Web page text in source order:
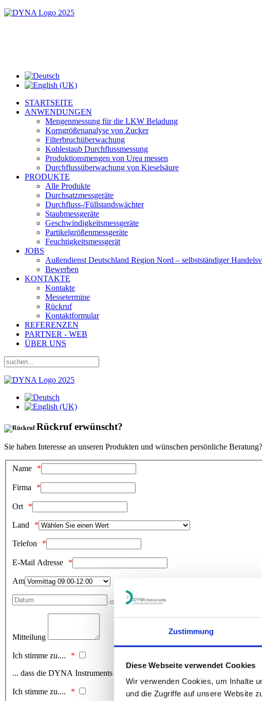
Zustimmung
Diese Webseite verwendet Cookies
Wir verwenden Cookies, um Inhalte
und die Zugriffe auf unsere Website
STARTSEITE
ANWENDUNGEN
Mengenmessung für die LKW Beladung
Korngrößenanalyse von Zucker
Filterbruchüberwachung
Kohlestaub Durchflussmessung
Produktionsmengen von Urea messen
Durchflussüberwachung von Kieselsäure
PRODUKTE
Alle Produkte
Durchsatzmessgeräte
Durchfluss-/Füllstandswächter
Staubmessgeräte
Geschwindigkeitsmessgeräte
Partikelgrößenmessgeräte
Feuchtigkeitsmessgerät
JOBS
Außendienst Deutschland Region Nord – selbstständiger
Bewerben
KONTAKTE
Kontakte
Messetermine
Rückruf
Kontaktformular
REFERENZEN
PARTNER - WEB
ÜBER UNS
Rückruf erwünscht?
Sie haben Interesse an unseren Produkten und wünschen persönliche
Name
Firma
Ort
Land
Telefon
E-Mail Adresse
Am
Mitteilung
Ich stimme zu....
... dass die DYNA Instruments GmbH meine personenbezogenen Daten,
Ich stimme zu....